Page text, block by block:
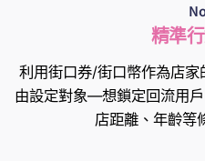
精準
利用街口券/街口幣作為店
由設定對象—想鎖定回流用
店距離、年齡等